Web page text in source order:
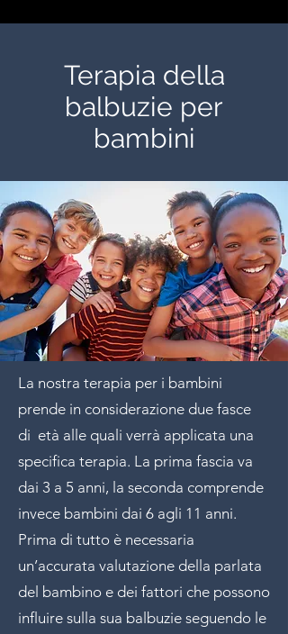
Terapia della
balbuzie per
bambini
La nostra terapia per i bambini
prende in considerazione due fasce
di età alle quali verrà applicata una
specifica terapia. La prima fascia va
dai 3 a 5 anni, la seconda comprende
invece bambini dai 6 agli 11 anni.​
Prima di tutto è necessaria
un’accurata valutazione della parlata
del bambino e dei fattori che possono
influire sulla sua balbuzie seguendo le